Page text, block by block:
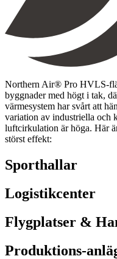
Northern Air® Pro HVLS-
byggnader med högt i tak,
värmesystem har svårt att
variation av industriella och
luftcirkulation är höga. Här
störst effekt:
Sporthallar
Logistikcenter
Flygplatser &
Produktions-